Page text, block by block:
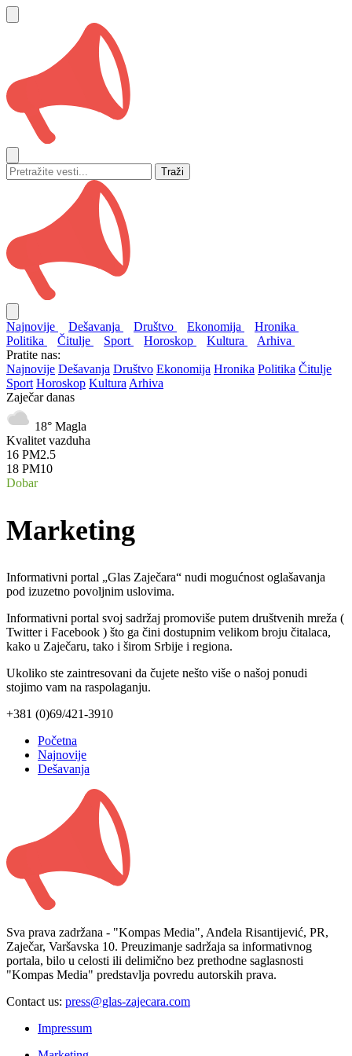
Traži
Najnovije Dešavanja Društvo Ekonomija
Hronika
Politika
Čitulje Sport Horoskop Kultura
Arhiva
Pratite nas:
Najnovije Dešavanja Društvo Ekonomija Hronika Politika Čitulje
Sport Horoskop Kultura Arhiva
Zaječar danas
18° Magla
Kvalitet vazduha
16 PM2.5
18 PM10
Dobar
Marketing
Informativni portal „Glas Zaječara“ nudi mogućnost oglašavanja
pod izuzetno povoljnim uslovima.
Informativni portal svoj sadržaj promoviše putem društvenih mreža (
Twitter i Facebook ) što ga čini dostupnim velikom broju čitalaca,
kako u Zaječaru, tako i širom Srbije i regiona.
Ukoliko ste zaintresovani da čujete nešto više o našoj ponudi
stojimo vam na raspolaganju.
+381 (0)69/421-3910
Početna
Najnovije
Dešavanja
Sva prava zadržana - "Kompas Media", Anđela Risantijević, PR,
Zaječar, Varšavska 10. Preuzimanje sadržaja sa informativnog
portala, bilo u celosti ili delimično bez prethodne saglasnosti
"Kompas Media" predstavlja povredu autorskih prava.
Contact us: press@glas-zajecara.com
Impressum